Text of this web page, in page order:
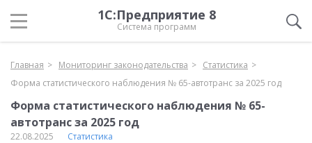
1С:Предприятие 8
Система программ
Главная Мониторинг законодательства
Статистика
Форма статистического наблюдения № 65-автотранс за 2025 год
Форма статистического наблюдения № 65-
автотранс за 2025 год
22.08.2025 Статистика